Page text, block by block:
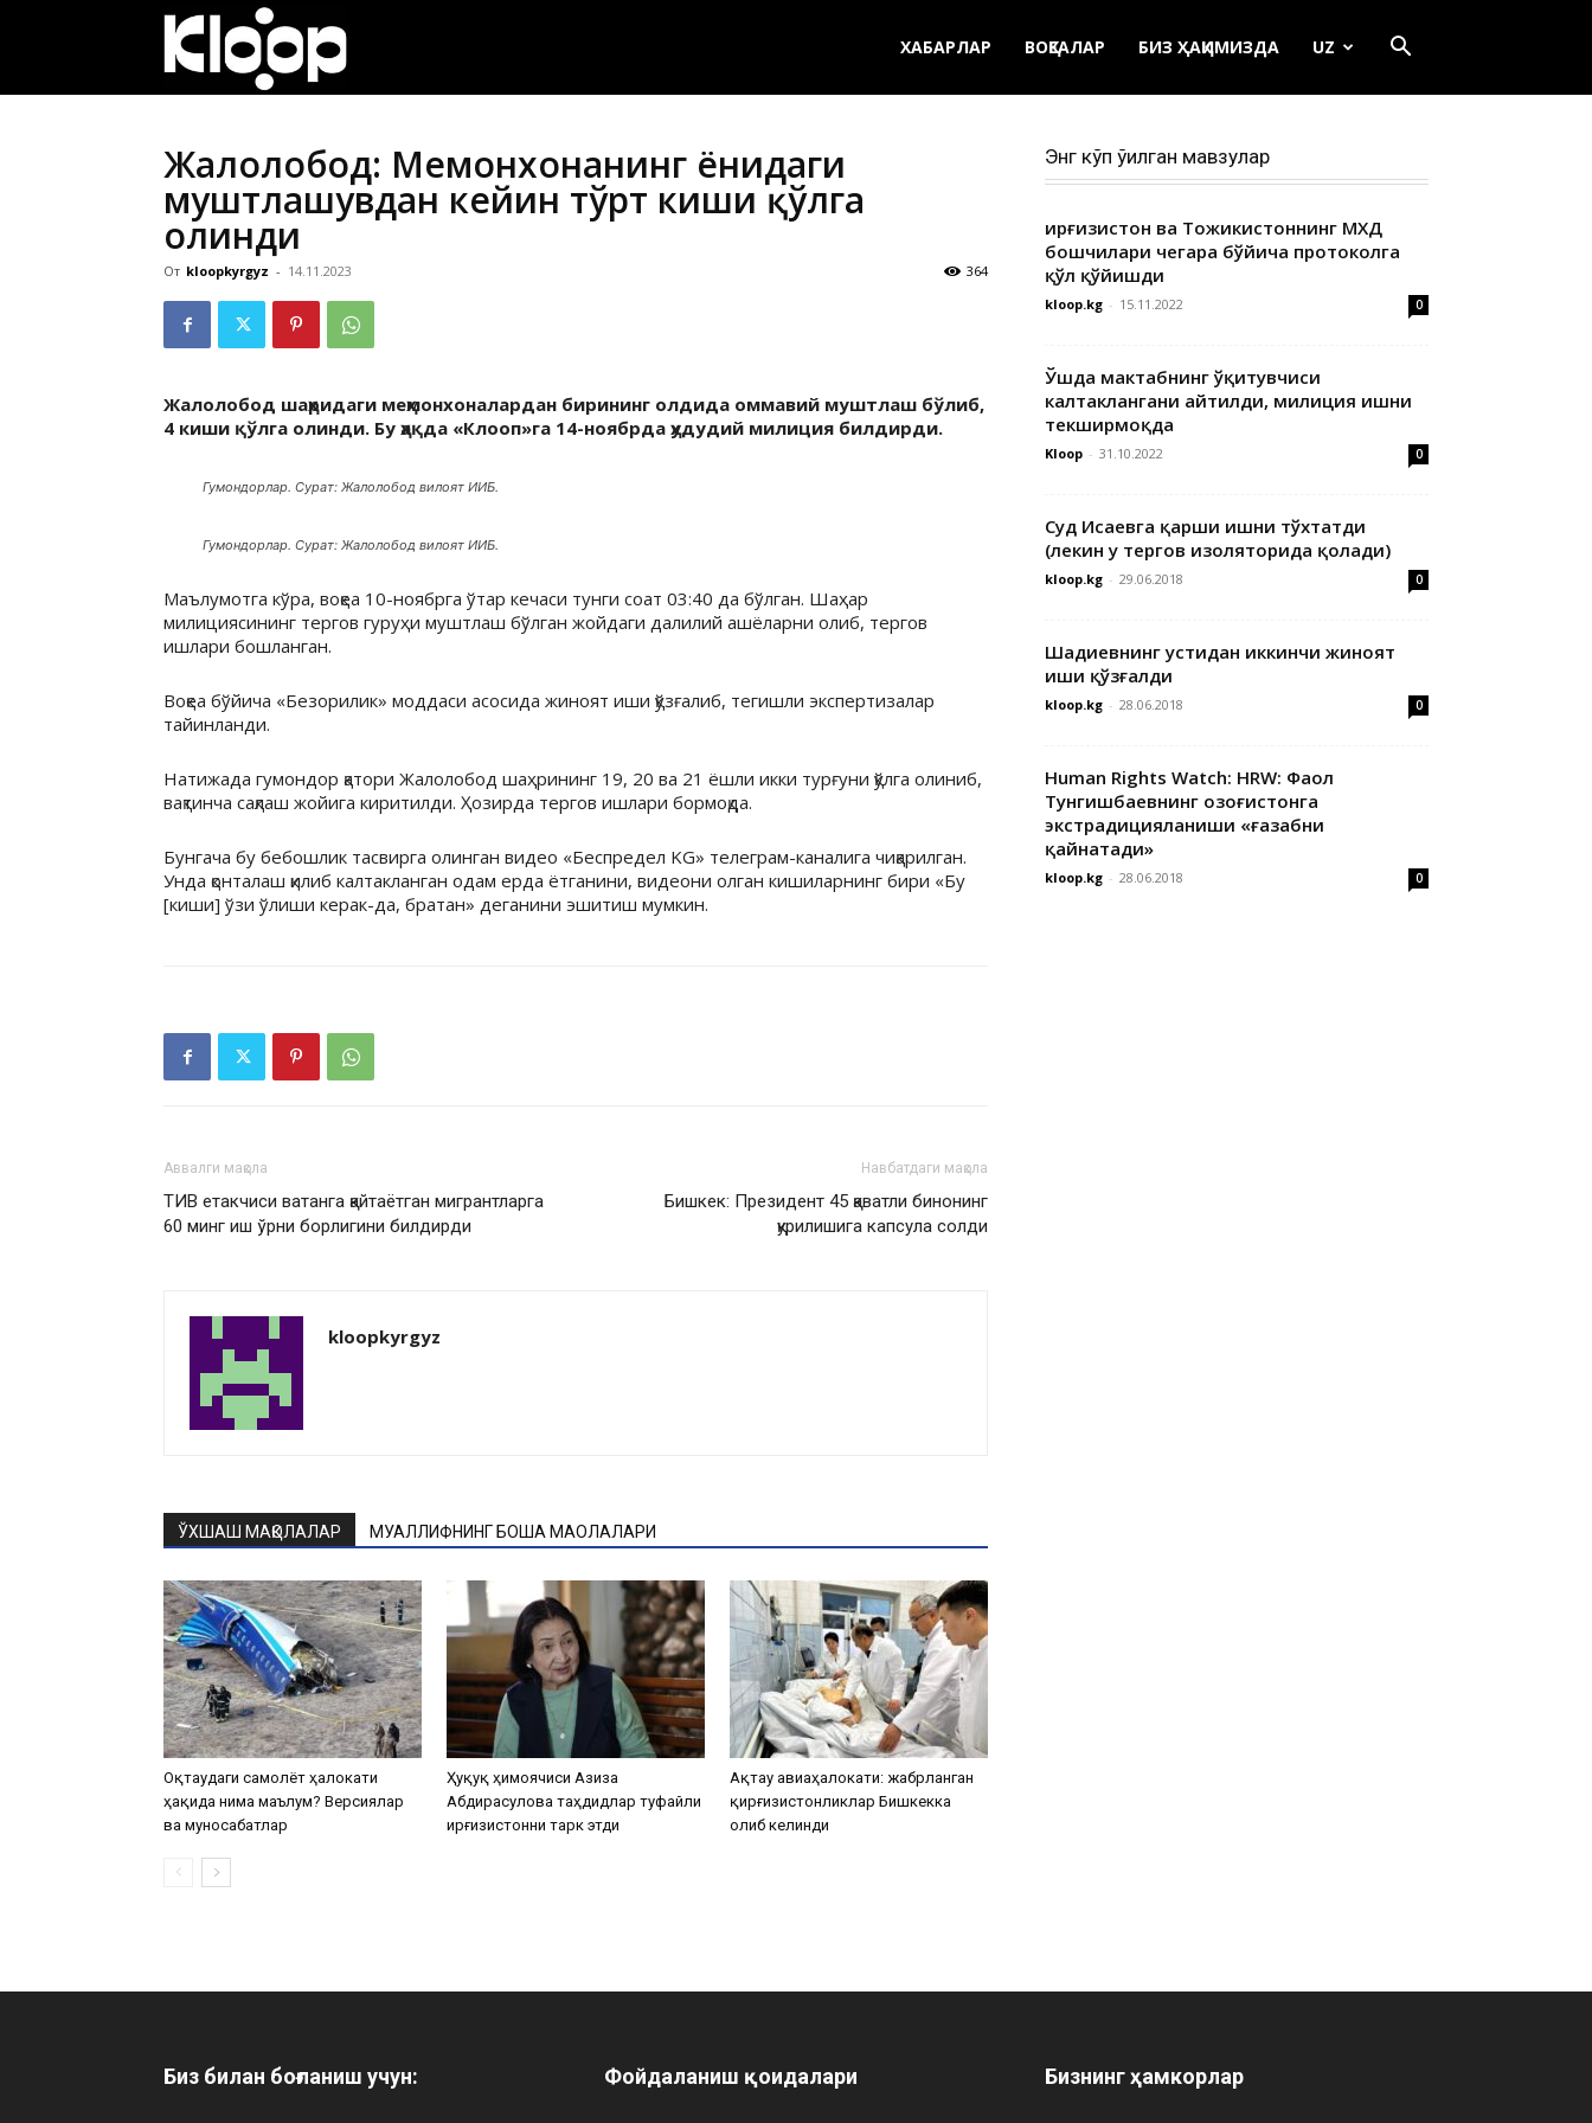
ХАБАРЛАР ВОҚЕАЛАР БИЗ ҲАҚИМИЗДА UZ
Жалолобод: Меҳмонхонанинг ёнидаги
муштлашувдан кейин тўрт киши қўлга
олинди
От kloopkyrgyz - 14.11.2023 364
Жалолобод шаҳридаги меҳмонхоналардан бирининг олдида оммавий муштлаш бўлиб,
4 киши қўлга олинди. Бу ҳақда «Клооп»га 14-ноябрда ҳудудий милиция билдирди.
Гумондорлар. Сурат: Жалолобод вилоят ИИБ.
Гумондорлар. Сурат: Жалолобод вилоят ИИБ.
Маълумотга кўра, воқеа 10-ноябрга ўтар кечаси тунги соат 03:40 да бўлган. Шаҳар
милициясининг тергов гуруҳи муштлаш бўлган жойдаги далилий ашёларни олиб, тергов
ишлари бошланган.
Воқеа бўйича «Безорилик» моддаси асосида жиноят иши қўзғалиб, тегишли экспертизалар
тайинланди.
Натижада гумондор қатори Жалолобод шаҳрининг 19, 20 ва 21 ёшли икки турғуни қўлга олиниб,
вақтинча сақлаш жойига киритилди. Ҳозирда тергов ишлари бормоқда.
Бунгача бу бебошлик тасвирга олинган видео «Беспредел KG» телеграм-каналига чиқарилган.
Унда қонталаш қилиб калтакланган одам ерда ётганини, видеони олган кишиларнинг бири «Бу
[киши] ўзи ўлиши керак-да, братан» деганини эшитиш мумкин.
Аввалги мақола
ТИВ етакчиси ватанга қайтаётган мигрантларга
60 минг иш ўрни борлигини билдирди
Навбатдаги мақола
Бишкек: Президент 45 қаватли бинонинг
қурилишига капсула солди
kloopkyrgyz
ЎХШАШ МАҚОЛАЛАР МУАЛЛИФНИНГ БОШҚА МАҚОЛАЛАРИ
Оқтаудаги самолёт ҳалокати
ҳақида нима маълум? Версиялар
ва муносабатлар
Ҳуқуқ ҳимоячиси Азиза
Абдирасулова таҳдидлар туфайли
Қирғизистонни тарк этди
Ақтау авиаҳалокати: жабрланган
қирғизистонликлар Бишкекка
олиб келинди
Энг кўп ўқилган мавзулар
Қирғизистон ва Тожикистоннинг МХДҚ
бошчилари чегара бўйича протоколга
қўл қўйишди
kloop.kg - 15.11.2022 0
Ўшда мактабнинг ўқитувчиси
калтаклангани айтилди, милиция ишни
текширмоқда
Kloop - 31.10.2022 0
Суд Исаевга қарши ишни тўхтатди
(лекин у тергов изоляторида қолади)
kloop.kg - 29.06.2018 0
Шадиевнинг устидан иккинчи жиноят
иши қўзғалди
kloop.kg - 28.06.2018 0
Human Rights Watch: HRW: Фаол
Тунгишбаевнинг Қозоғистонга
экстрадицияланиши «ғазабни
қайнатади»
kloop.kg - 28.06.2018 0
Биз билан боғланиш учун: Фойдаланиш қоидалари Бизнинг ҳамкорлар